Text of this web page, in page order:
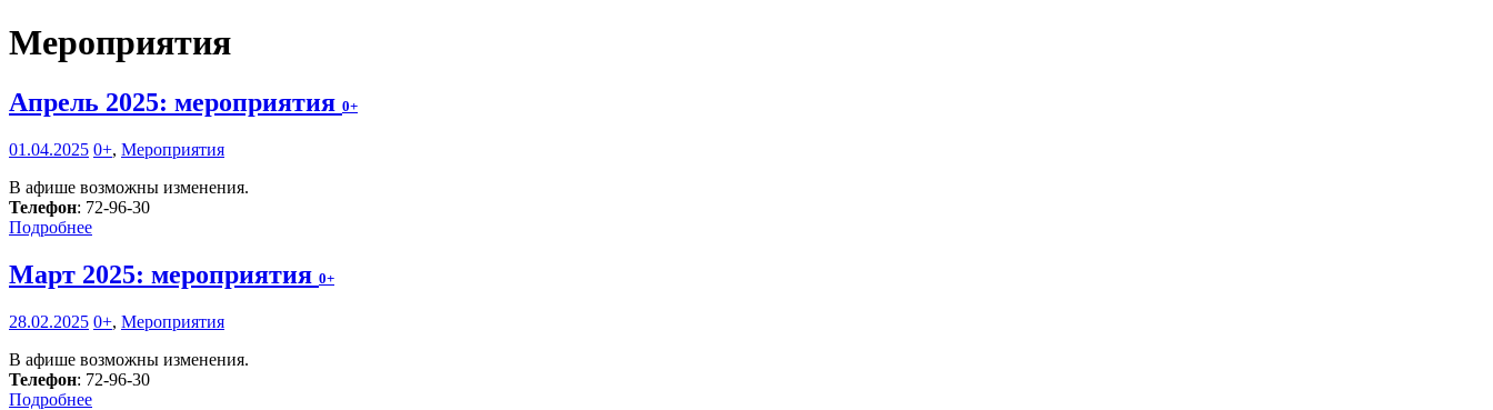
Мероприятия
Апрель 2025: мероприятия 0+
01.04.2025 0+, Мероприятия
В афише возможны изменения.
Телефон: 72-96-30
Подробнее
Март 2025: мероприятия 0+
28.02.2025 0+, Мероприятия
В афише возможны изменения.
Телефон: 72-96-30
Подробнее